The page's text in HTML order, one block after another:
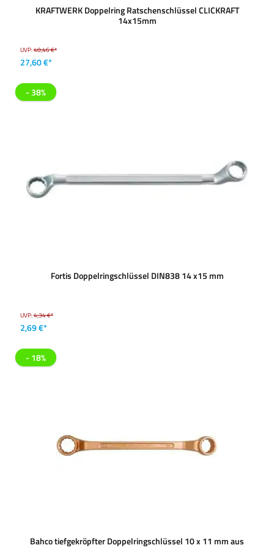
KRAFTWERK Doppelring Ratschenschlüssel CLICKRAFT
14x15mm
UVP:40,46 €*
27,60 €*
- 38%
Fortis Doppelringschlüssel DIN838 14 x15 mm
UVP:4,34 €*
2,69 €*
- 18%
Bahco tiefgekröpfter Doppelringschlüssel 10 x 11 mm aus